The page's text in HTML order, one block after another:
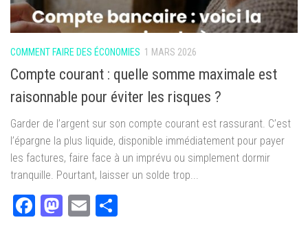
COMMENT FAIRE DES ÉCONOMIES 1 MARS 2026
Compte courant : quelle somme maximale est
raisonnable pour éviter les risques ?
Garder de l’argent sur son compte courant est rassurant. C’est
l’épargne la plus liquide, disponible immédiatement pour payer
les factures, faire face à un imprévu ou simplement dormir
tranquille. Pourtant, laisser un solde trop...
Facebook
Mastodon
Email